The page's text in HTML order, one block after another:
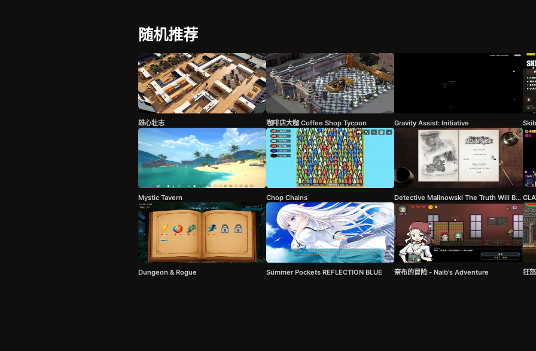
随机推荐
雄心壮志 咖啡店大咖 Coffee Shop Tycoon Gravity Assist: Initiative
Mystic Tavern Chop Chains Detective Malinowski The Truth Will Be Revealed
Dungeon & Rogue Summer Pockets REFLECTION BLUE 奈布的冒险 - Naib's Adventure 狂